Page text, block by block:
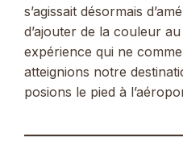
s’agissait désormais
d’ajouter de la couleur
expérience qui ne
atteignions notre
posions le pied à